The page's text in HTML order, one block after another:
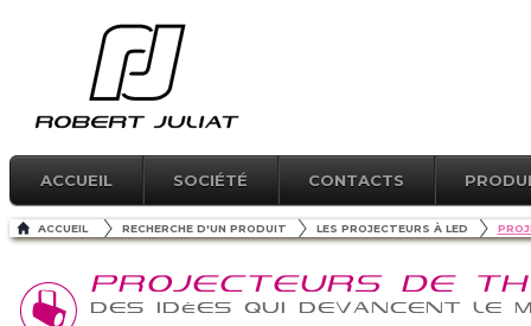
ACCUEIL SOCIÉTÉ CONTACTS
ACCUEIL RECHERCHE D'UN PRODUIT LES PROJECTEURS À LED
PROJECTEURS DE
Des idées qui devancent le